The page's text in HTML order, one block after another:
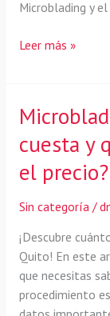
Microblading y el
Microblading
es
la
y
para
tus
cejas?
Leer más »
cuesta y
el precio?
Sin categoría /
¡Descubre
Quito! En este
que necesitas
procedimiento